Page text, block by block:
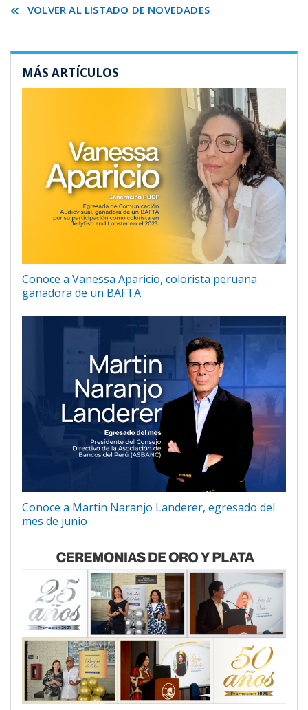
VOLVER AL LISTADO DE NOVEDADES
MÁS ARTÍCULOS
Conoce a Vanessa Aparicio, colorista peruana
ganadora de un BAFTA
Conoce a Martin Naranjo Landerer, egresado del
mes de junio